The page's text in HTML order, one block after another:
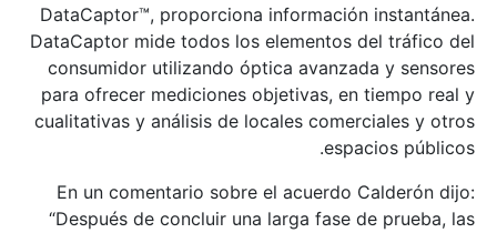
DataCaptor™, proporciona información instantánea.
DataCaptor mide todos los elementos del tráfico del
consumidor utilizando óptica avanzada y sensores
para ofrecer mediciones objetivas, en tiempo real y
cualitativas y análisis de locales comerciales y otros
espacios públicos.
En un comentario sobre el acuerdo Calderón dijo:
“Después de concluir una larga fase de prueba, las